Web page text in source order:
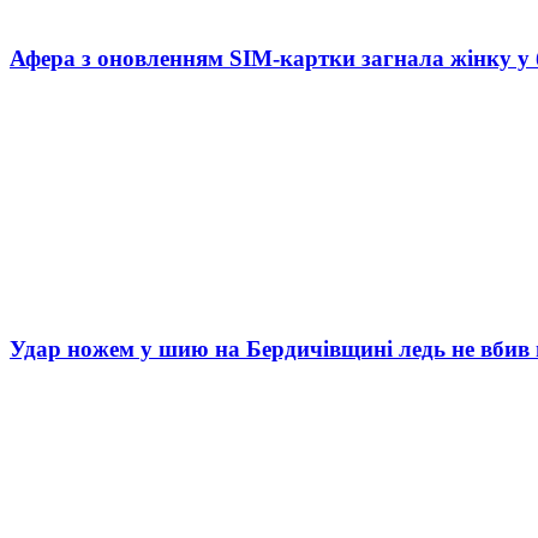
Афера з оновленням SIM-картки загнала жінку у
Удар ножем у шию на Бердичівщині ледь не вбив